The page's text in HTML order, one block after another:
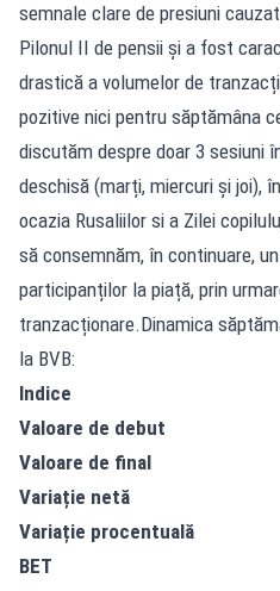
semnale clare de presiuni
Pilonul II de pensii și a fost
drastică a volumelor de
pozitive nici pentru săptămâna
discutăm despre doar 3 sesiuni
deschisă (marți, miercuri și joi),
ocazia Rusaliilor si a Zilei
să consemnăm, în continuare,
participanților la piață, prin
tranzacționare.Dinamica
la BVB:
Indice
Valoare de debut
Valoare de final
Variație netă
Variație procentuală
BET